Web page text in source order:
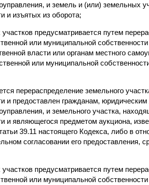
и земель и (или) земельных
и изъятых из оборота;
предусматривается путем
или муниципальной
власти или органам местного
или муниципальной
перераспределение земельного
и предоставлен гражданам,
и земельного участка,
и являющегося предметом аукциона,
39.11 настоящего Кодекса, либо в
согласовании его предоставления,
предусматривается путем
или муниципальной